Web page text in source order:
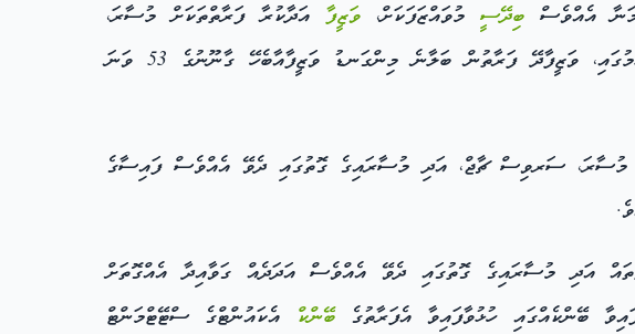
އެއްވެސްބިދޭސީ މުވައްޒަފަކަށް،ވަޒީފާ އަދާކުރާ ފަރާތްތަކަށް މުސާރަ،
ދެވިފައިވާކަން ކަނޑައެޅުމުގައި، ވަޒީފާދޭ ފަރާތުން ބަލާނެ މިންގަނޑު ވަޒީފާއާބެހޭ ގާނޫނުގެ 53 ވަނަ
މުސާރަ، ސަރވިސް ޗާޖް، އަދި މުސާރައިގެ ގޮތުގައި ދެވޭ އެއްވެސް ފައިސާގެ
އަދި މުސާރައިގެ ގޮތުގައި ދެވޭ އެއްވެސް އަދަދެއް ގަވާއިދާ އެއްގޮތަށް
ބޭންކެއްގައި ހުޅުވާފައިވާ އެފަރާތުގެބޭންކް އެކައުންޓްގެ ސްޓޭޓްމަންޓް